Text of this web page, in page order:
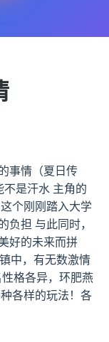
事情（夏日传
是汗水 主角的
个刚刚踏入大学
担 与此同时，
好的未来而拼
中，有无数激情
格各异，环肥燕
各样的玩法！各